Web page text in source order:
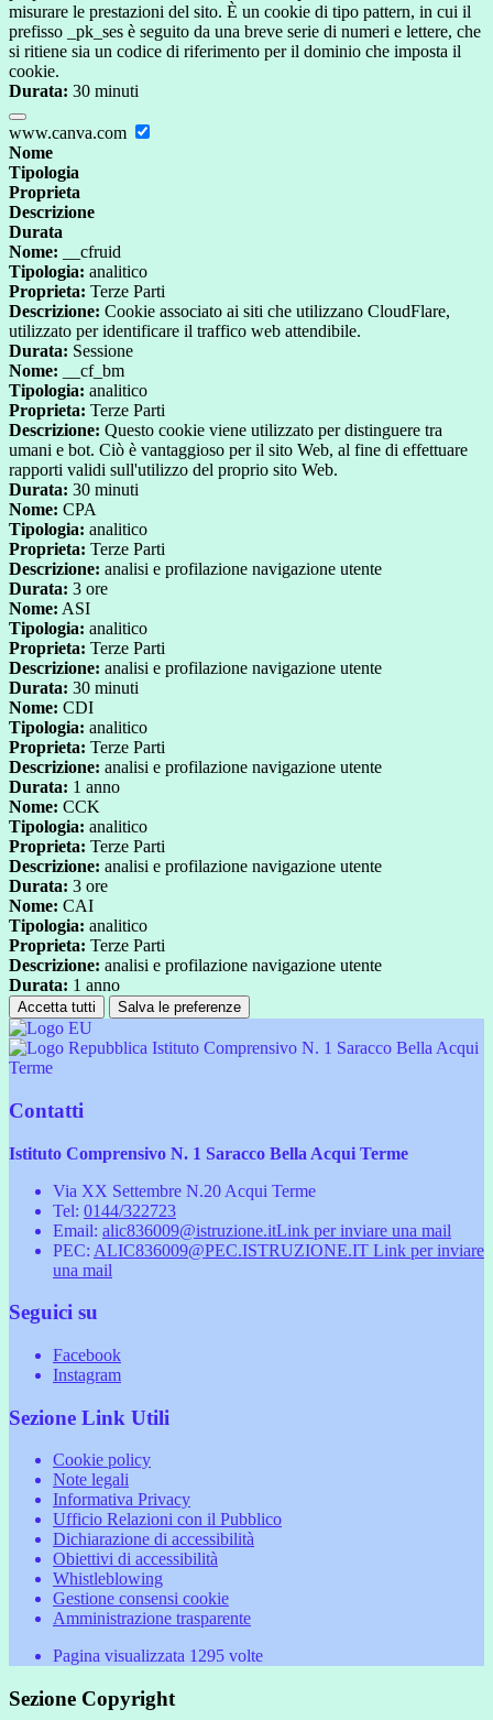
misurare le prestazioni del sito. È un cookie di tipo pattern, in cui il
prefisso _pk_ses è seguito da una breve serie di numeri e lettere, che
si ritiene sia un codice di riferimento per il dominio che imposta il
cookie.
Durata: 30 minuti
www.canva.com
Nome
Tipologia
Proprieta
Descrizione
Durata
Nome: __cfruid
Tipologia: analitico
Proprieta: Terze Parti
Descrizione: Cookie associato ai siti che utilizzano CloudFlare,
utilizzato per identificare il traffico web attendibile.
Durata: Sessione
Nome: __cf_bm
Tipologia: analitico
Proprieta: Terze Parti
Descrizione: Questo cookie viene utilizzato per distinguere tra
umani e bot. Ciò è vantaggioso per il sito Web, al fine di effettuare
rapporti validi sull'utilizzo del proprio sito Web.
Durata: 30 minuti
Nome: CPA
Tipologia: analitico
Proprieta: Terze Parti
Descrizione: analisi e profilazione navigazione utente
Durata: 3 ore
Nome: ASI
Tipologia: analitico
Proprieta: Terze Parti
Descrizione: analisi e profilazione navigazione utente
Durata: 30 minuti
Nome: CDI
Tipologia: analitico
Proprieta: Terze Parti
Descrizione: analisi e profilazione navigazione utente
Durata: 1 anno
Nome: CCK
Tipologia: analitico
Proprieta: Terze Parti
Descrizione: analisi e profilazione navigazione utente
Durata: 3 ore
Nome: CAI
Tipologia: analitico
Proprieta: Terze Parti
Descrizione: analisi e profilazione navigazione utente
Durata: 1 anno
Accetta tutti Salva le preferenze
Istituto Comprensivo N. 1 Saracco Bella Acqui
Terme
Contatti
Istituto Comprensivo N. 1 Saracco Bella Acqui Terme
Via XX Settembre N.20 Acqui Terme
Tel: 0144/322723
Email: alic836009@istruzione.itLink per inviare una mail
PEC: ALIC836009@PEC.ISTRUZIONE.IT Link per inviare
una mail
Seguici su
Facebook
Instagram
Sezione Link Utili
Cookie policy
Note legali
Informativa Privacy
Ufficio Relazioni con il Pubblico
Dichiarazione di accessibilità
Obiettivi di accessibilità
Whistleblowing
Gestione consensi cookie
Amministrazione trasparente
Pagina visualizzata 1295 volte
Sezione Copyright